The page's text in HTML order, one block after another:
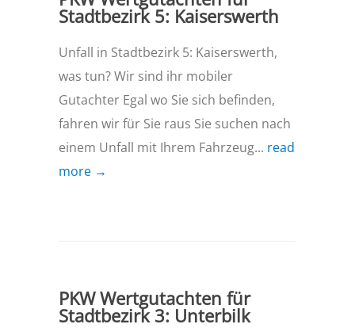
Stadtbezirk 5: Kaiserswerth
Unfall in Stadtbezirk 5: Kaiserswerth,
was tun? Wir sind ihr mobiler
Gutachter Egal wo Sie sich befinden,
fahren wir für Sie raus Sie suchen nach
einem Unfall mit Ihrem Fahrzeug... read
more →
PKW Wertgutachten für
Stadtbezirk 3: Unterbilk